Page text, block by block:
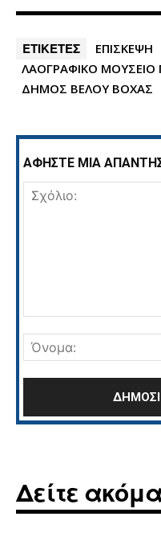
ΕΤΙΚΕΤΕΣ
ΕΠΙΣΚΕΨΗ
ΛΑΟΓΡΑΦΙΚΟ ΜΟΥΣΕΙΟ
ΔΗΜΟΣ ΒΕΛΟΥ ΒΟΧΑΣ
ΑΦΗΣΤΕ ΜΙΑ
Δείτε